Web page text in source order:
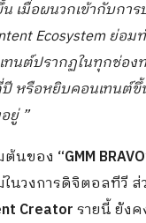
น เมื่อผนวกเข้ากับกา
Ecosystem ย่อ
นต์ปรากฏในทุกช่อง
ปี หรือหยิบคอนเทนต์ขึ้
ยู่ ”
ต้นของ “GMM
นวงการดิจิตอลทีวี
Creatorรายนี้ ยัง